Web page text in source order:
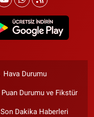
Hava Durumu
Puan Durumu ve Fikstür
Son Dakika Haberleri